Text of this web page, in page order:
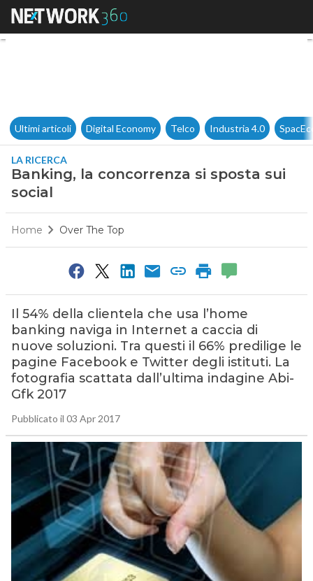
Banking, la concorrenza si
Ultimi articoli Digital Economy Telco Industria 4.0
LA RICERCA
Banking, la concorrenza si sposta sui
social
Home Over The Top
Il 54% della clientela che usa l’home
banking naviga in Internet a caccia di
nuove soluzioni. Tra questi il 66% predilige le
pagine Facebook e Twitter degli istituti. La
fotografia scattata dall’ultima indagine Abi-
Gfk 2017
Pubblicato il 03 Apr 2017